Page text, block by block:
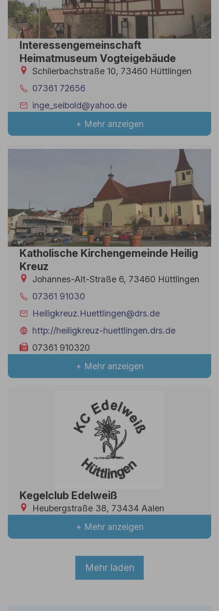
Interessengemeinschaft
Heimatmuseum Vogteigebäude
Schlierbachstraße 10, 73460 Hüttlingen
07361 72656
inge_seibold@yahoo.de
+ Mehr anzeigen
Katholische Kirchengemeinde Heilig
Kreuz
Johannes-Alt-Straße 6, 73460 Hüttlingen
07361 91030
Heiligkreuz.Huettlingen@drs.de
http://heiligkreuz-huettlingen.drs.de
07361 910320
+ Mehr anzeigen
Kegelclub Edelweiß
Heubergstraße 38, 73434 Aalen
+ Mehr anzeigen
Mehr laden